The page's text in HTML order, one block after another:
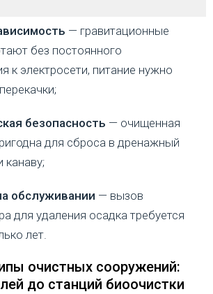
— гравитационные
без постоянного
к электросети, питание нужно
безопасность — очищенная
для сброса в дренажный
канаву;
обслуживании — вызов
для удаления осадка требуется
лет.
очистных сооружений:
до станций биоочистки